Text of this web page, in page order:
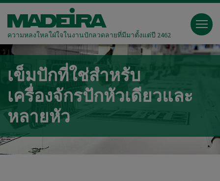
ความหลงใหลใฝ่ใจในงานปักลวดลายที่มีมาตั้งแต่ปี 2462
เข็มปักที่ใช่สำหรับ
เครื่องจักรปักหัวเดียวและ
หลายหัว